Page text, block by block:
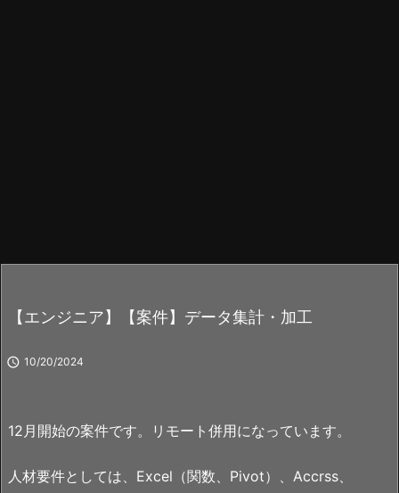
【エンジニア】【案件】データ集計・加工
 10/20/2024
12月開始の案件です。リモート併用になっています。
人材要件としては、Excel（関数、Pivot）、Accrss、